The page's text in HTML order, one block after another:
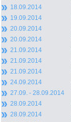
18.09.2014
19.09.2014
20.09.2014
20.09.2014
21.09.2014
21.09.2014
21.09.2014
24.09.2014
27.09. - 28.09.2014
28.09.2014
28.09.2014